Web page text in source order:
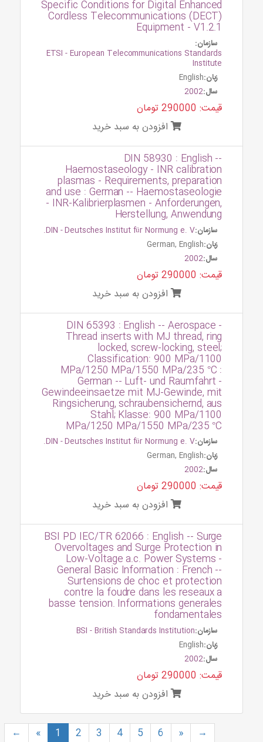
Specific Conditions for Digital Enhanced
Cordless Telecommunications (DECT)
Equipment - V1.2.1
سازمان:
ETSI - European Telecommunications Standards
Institute
زبان:English
سال:2002
قیمت: 290000 تومان
افزودن به سبد خرید
DIN 58930 : English --
Haemostaseology - INR calibration
plasmas - Requirements, preparation
and use : German -- Haemostaseologie
- INR-Kalibrierplasmen - Anforderungen,
Herstellung, Anwendung
سازمان:DIN - Deutsches Institut für Normung e. V.
زبان:German, English
سال:2002
قیمت: 290000 تومان
افزودن به سبد خرید
DIN 65393 : English -- Aerospace -
Thread inserts with MJ thread, ring
locked, screw-locking, steel;
Classification: 900 MPa/1100
MPa/1250 MPa/1550 MPa/235 °C :
German -- Luft- und Raumfahrt -
Gewindeeinsaetze mit MJ-Gewinde, mit
Ringsicherung, schraubensichernd, aus
Stahl; Klasse: 900 MPa/1100
MPa/1250 MPa/1550 MPa/235 °C
سازمان:DIN - Deutsches Institut für Normung e. V.
زبان:German, English
سال:2002
قیمت: 290000 تومان
افزودن به سبد خرید
BSI PD IEC/TR 62066 : English -- Surge
Overvoltages and Surge Protection in
Low-Voltage a.c. Power Systems -
General Basic Information : French --
Surtensions de choc et protection
contre la foudre dans les reseaux a
basse tension. Informations generales
fondamentales
سازمان:BSI - British Standards Institution
زبان:English
سال:2002
قیمت: 290000 تومان
افزودن به سبد خرید
← « 1 2 3 4 5 6 » →